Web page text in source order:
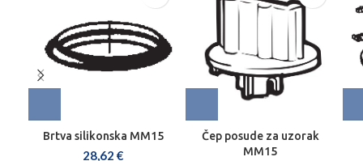
Brtva silikonska MM15
28,62 €
Čep posude za uzorak
MM15